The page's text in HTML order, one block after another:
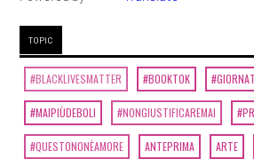
TOPIC
#BLACKLIVESMATTER #BOOKTOK
#MAIPIÙDEBOLI #NONGIUSTIFICAREMAI
#QUESTONONÈAMORE ANTEPRIMA ARTE